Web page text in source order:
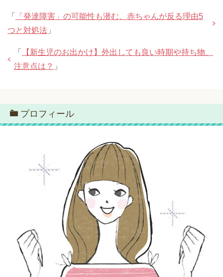
「
「発達障害」の可能性も潜む、赤ちゃんが反る理由5
つと対処法 」
「
【新生児のお出かけ】外出しても良い時期や持ち物、
注意点は？ 」
プロフィール